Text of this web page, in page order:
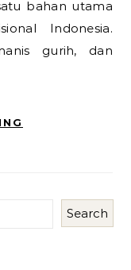
Indonesia.
gurih, dan
Search